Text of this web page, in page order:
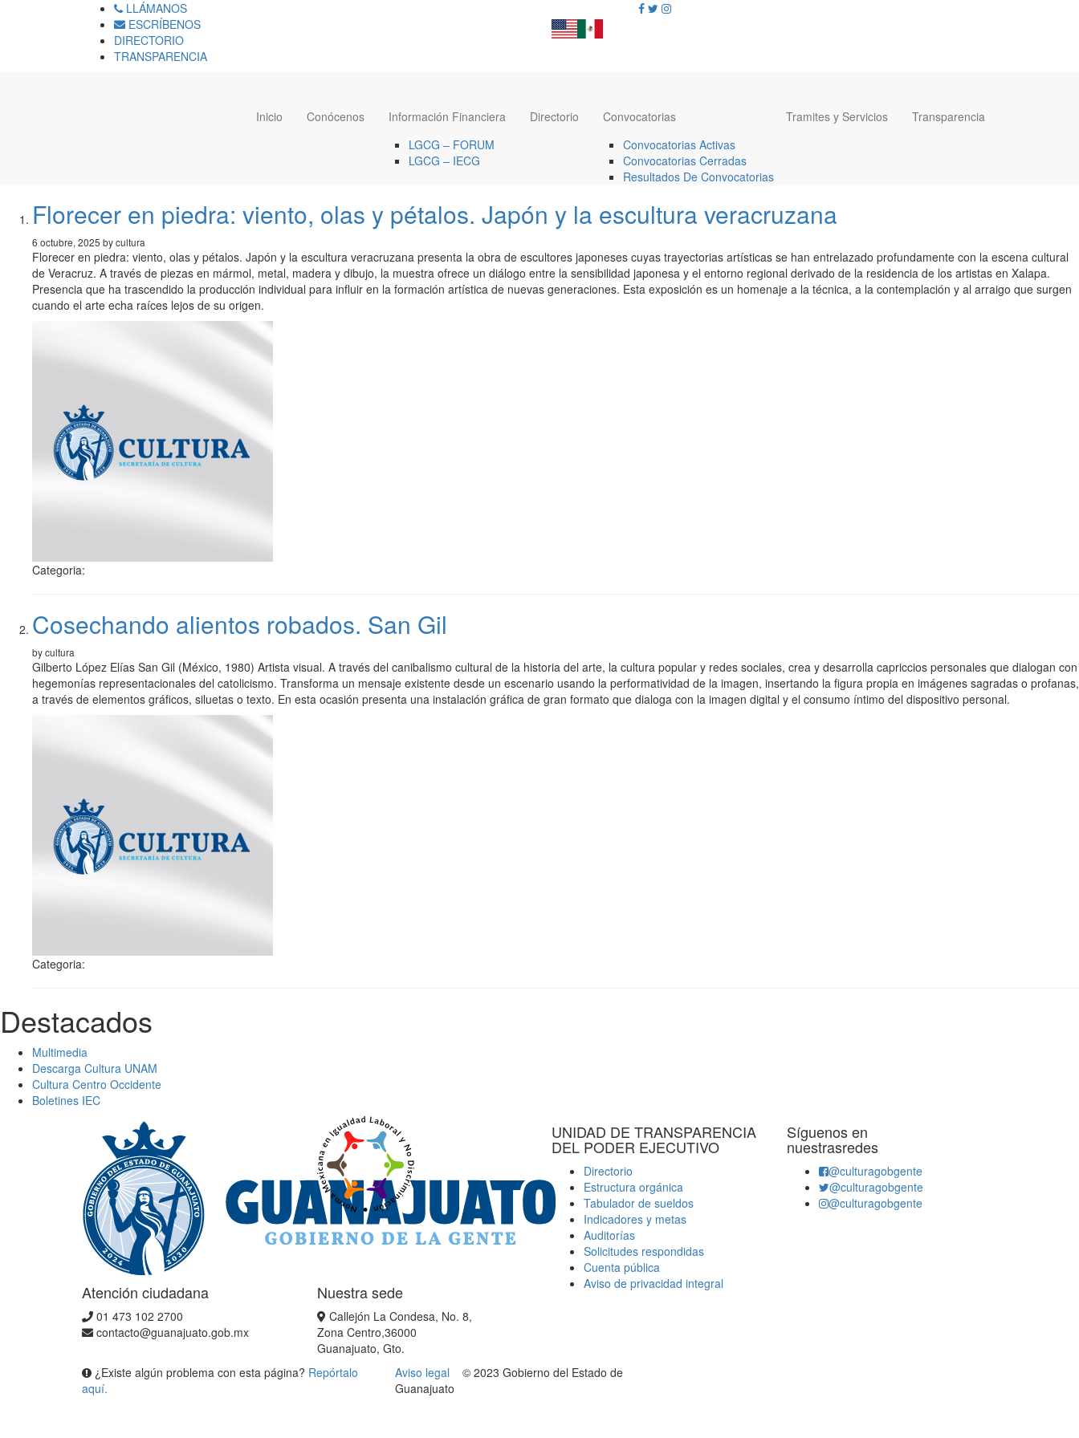
LLÁMANOS
ESCRÍBENOS
DIRECTORIO
TRANSPARENCIA
Inicio Conócenos
Información Financiera
LGCG – FORUM
LGCG – IECG
Directorio
Convocatorias
Convocatorias Activas
Convocatorias Cerradas
Resultados De Convocatorias
Tramites y Servicios Transparencia
Florecer en piedra: viento, olas y pétalos. Japón y la escultura veracruzana
6 octubre, 2025 by cultura
Florecer en piedra: viento, olas y pétalos. Japón y la escultura veracruzana presenta la obra de escultores japoneses cuyas trayectorias artísticas se han entrelazado profundamente con la escena cultural
de Veracruz. A través de piezas en mármol, metal, madera y dibujo, la muestra ofrece un diálogo entre la sensibilidad japonesa y el entorno regional derivado de la residencia de los artistas en Xalapa.
Presencia que ha trascendido la producción individual para influir en la formación artística de nuevas generaciones. Esta exposición es un homenaje a la técnica, a la contemplación y al arraigo que surgen
cuando el arte echa raíces lejos de su origen.
Categoria:
Cosechando alientos robados. San Gil
by cultura
Gilberto López Elías San Gil (México, 1980) Artista visual. A través del canibalismo cultural de la historia del arte, la cultura popular y redes sociales, crea y desarrolla capriccios personales que dialogan con
hegemonías representacionales del catolicismo. Transforma un mensaje existente desde un escenario usando la performatividad de la imagen, insertando la figura propia en imágenes sagradas o profanas,
a través de elementos gráficos, siluetas o texto. En esta ocasión presenta una instalación gráfica de gran formato que dialoga con la imagen digital y el consumo íntimo del dispositivo personal.
Categoria:
Destacados
Multimedia
Descarga Cultura UNAM
Cultura Centro Occidente
Boletines IEC
Atención ciudadana
01 473 102 2700
contacto@guanajuato.gob.mx
Nuestra sede
Callejón La Condesa, No. 8,
Zona Centro,36000
Guanajuato, Gto.
UNIDAD DE TRANSPARENCIA
DEL PODER EJECUTIVO
Directorio
Estructura orgánica
Tabulador de sueldos
Indicadores y metas
Auditorías
Solicitudes respondidas
Cuenta pública
Aviso de privacidad integral
Síguenos en
nuestrasredes
@culturagobgente
@culturagobgente
@culturagobgente
¿Existe algún problema con esta página? Repórtalo
aquí.
Aviso legal
© 2023 Gobierno del Estado de
Guanajuato